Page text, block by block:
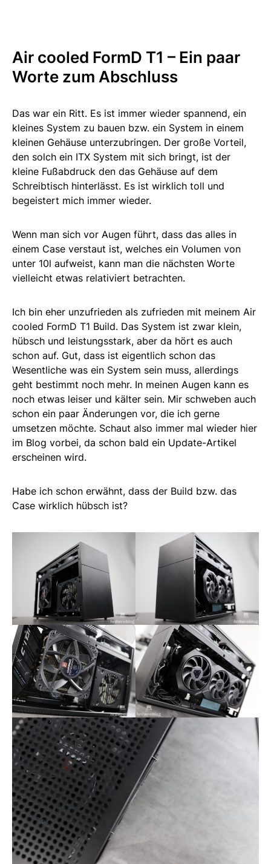
Air cooled FormD T1 – Ein paar
Worte zum Abschluss
Das war ein Ritt. Es ist immer wieder spannend, ein
kleines System zu bauen bzw. ein System in einem
kleinen Gehäuse unterzubringen. Der große Vorteil,
den solch ein ITX System mit sich bringt, ist der
kleine Fußabdruck den das Gehäuse auf dem
Schreibtisch hinterlässt. Es ist wirklich toll und
begeistert mich immer wieder.
Wenn man sich vor Augen führt, dass das alles in
einem Case verstaut ist, welches ein Volumen von
unter 10l aufweist, kann man die nächsten Worte
vielleicht etwas relativiert betrachten.
Ich bin eher unzufrieden als zufrieden mit meinem Air
cooled FormD T1 Build. Das System ist zwar klein,
hübsch und leistungsstark, aber da hört es auch
schon auf. Gut, dass ist eigentlich schon das
Wesentliche was ein System sein muss, allerdings
geht bestimmt noch mehr. In meinen Augen kann es
noch etwas leiser und kälter sein. Mir schweben auch
schon ein paar Änderungen vor, die ich gerne
umsetzen möchte. Schaut also immer mal wieder hier
im Blog vorbei, da schon bald ein Update-Artikel
erscheinen wird.
Habe ich schon erwähnt, dass der Build bzw. das
Case wirklich hübsch ist?